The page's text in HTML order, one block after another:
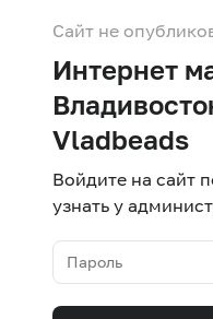
Сайт не
Интернет
Vladbeads
Войдите на сайт
узнать у